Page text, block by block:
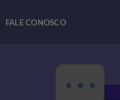
FALE CONOSCO